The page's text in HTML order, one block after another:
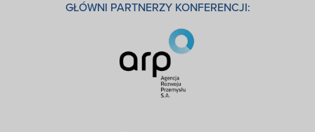
GŁÓWNI PARTNERZY KONFERENCJI: